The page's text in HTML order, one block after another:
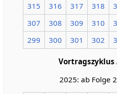
315
316 317 318
307
308 309 310
299
300 301 302
Vortragszyklus
2025: ab Folge